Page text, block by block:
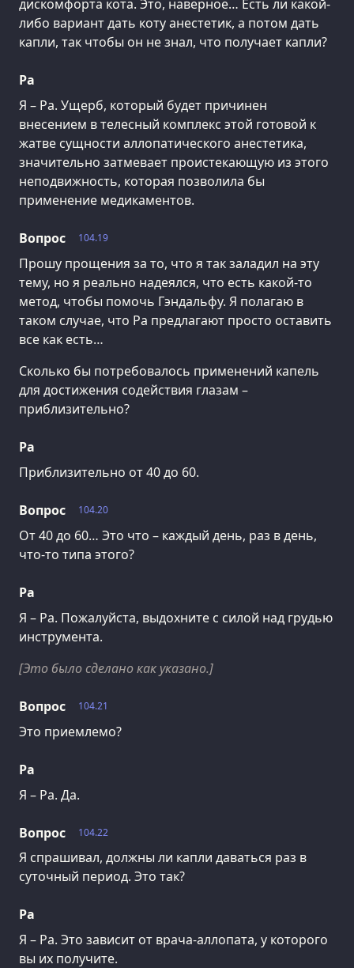
дискомфорта кота. Это, наверное… Есть ли какой-
либо вариант дать коту анестетик, а потом дать
капли, так чтобы он не знал, что получает капли?
Ра
Я – Ра. Ущерб, который будет причинен
внесением в телесный комплекс этой готовой к
жатве сущности аллопатического анестетика,
значительно затмевает проистекающую из этого
неподвижность, которая позволила бы
применение медикаментов.
104.19
Вопрос
Прошу прощения за то, что я так заладил на эту
тему, но я реально надеялся, что есть какой-то
метод, чтобы помочь Гэндальфу. Я полагаю в
таком случае, что Ра предлагают просто оставить
все как есть…
Сколько бы потребовалось применений капель
для достижения содействия глазам –
приблизительно?
Ра
Приблизительно от 40 до 60.
104.20
Вопрос
От 40 до 60… Это что – каждый день, раз в день,
что-то типа этого?
Ра
Я – Ра. Пожалуйста, выдохните с силой над грудью
инструмента.
[Это было сделано как указано.]
104.21
Вопрос
Это приемлемо?
Ра
Я – Ра. Да.
104.22
Вопрос
Я спрашивал, должны ли капли даваться раз в
суточный период. Это так?
Ра
Я – Ра. Это зависит от врача-аллопата, у которого
вы их получите.